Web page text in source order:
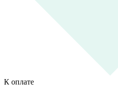
К оплате